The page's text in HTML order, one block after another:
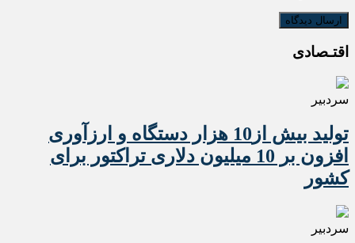
اقتـصادی
سردبیر
تولید بیش از10 هزار دستگاه و ارزآوری
افزون بر 10 میلیون دلاری تراکتور برای
کشور
سردبیر